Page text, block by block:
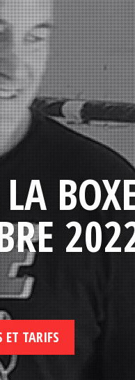
ET TARIFS